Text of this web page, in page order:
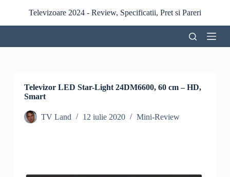
r
l
Televizoare 2024 - Review, Specificatii, Pret si Pareri
Televizor LED Star-Light 24DM6600, 60 cm – HD,
Smart
TV Land 12 iulie 2020 Mini-Review